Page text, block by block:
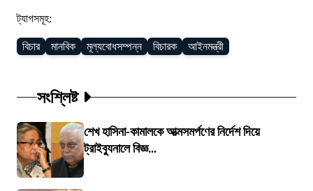
ট্যাগসমূহ:
বিচার মানবিক মূল্যবোধসম্পন্ন বিচারক আইনমন্ত্রী
সংশ্লিষ্ট
শেখ হাসিনা-কামালকে আত্মসমর্পণের নির্দেশ দিয়ে
ট্রাইব্যুনালে বিজ্ঞ...